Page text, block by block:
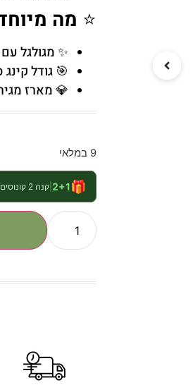
⭐ מה
✨ מגולגל
🎯 גודל קינג
💎 מארז
9 במלאי
🎁
2+1 קנה 2 קונוסים, השלישי חינם